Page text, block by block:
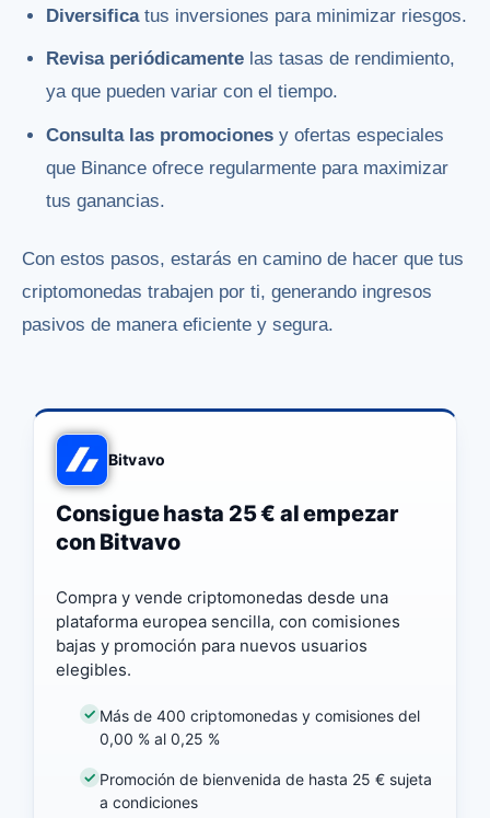
Diversificatus inversiones para minimizar riesgos.
Revisa periódicamente las tasas de rendimiento,
ya que pueden variar con el tiempo.
Consulta las promociones y ofertas especiales
que Binance ofrece regularmente para maximizar
tus ganancias.
Con estos pasos, estarás en camino de hacer que tus
criptomonedas trabajen por ti, generando ingresos
pasivos de manera eficiente y segura.
Bitvavo
Consigue hasta 25 € al empezar
con Bitvavo
Compra y vende criptomonedas desde una
plataforma europea sencilla, con comisiones
bajas y promoción para nuevos usuarios
elegibles.
Más de 400 criptomonedas y comisiones del
0,00 % al 0,25 %
Promoción de bienvenida de hasta 25 € sujeta
a condiciones